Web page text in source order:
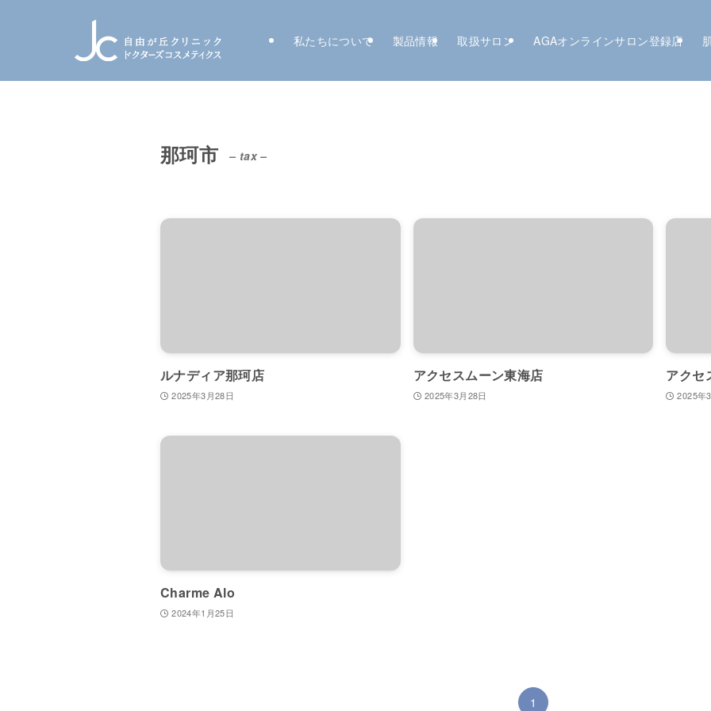
私たちについて 製品情報 取扱サロン AGAオンラインサロン登録店
那珂市 – tax –
ルナディア那珂店
2025年3月28日
アクセスムーン東海店
2025年3月28日
アクセ
2025年
Charme Alo
2024年1月25日
1